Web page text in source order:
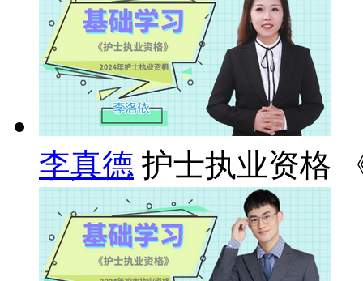
李真德 护士执业资格